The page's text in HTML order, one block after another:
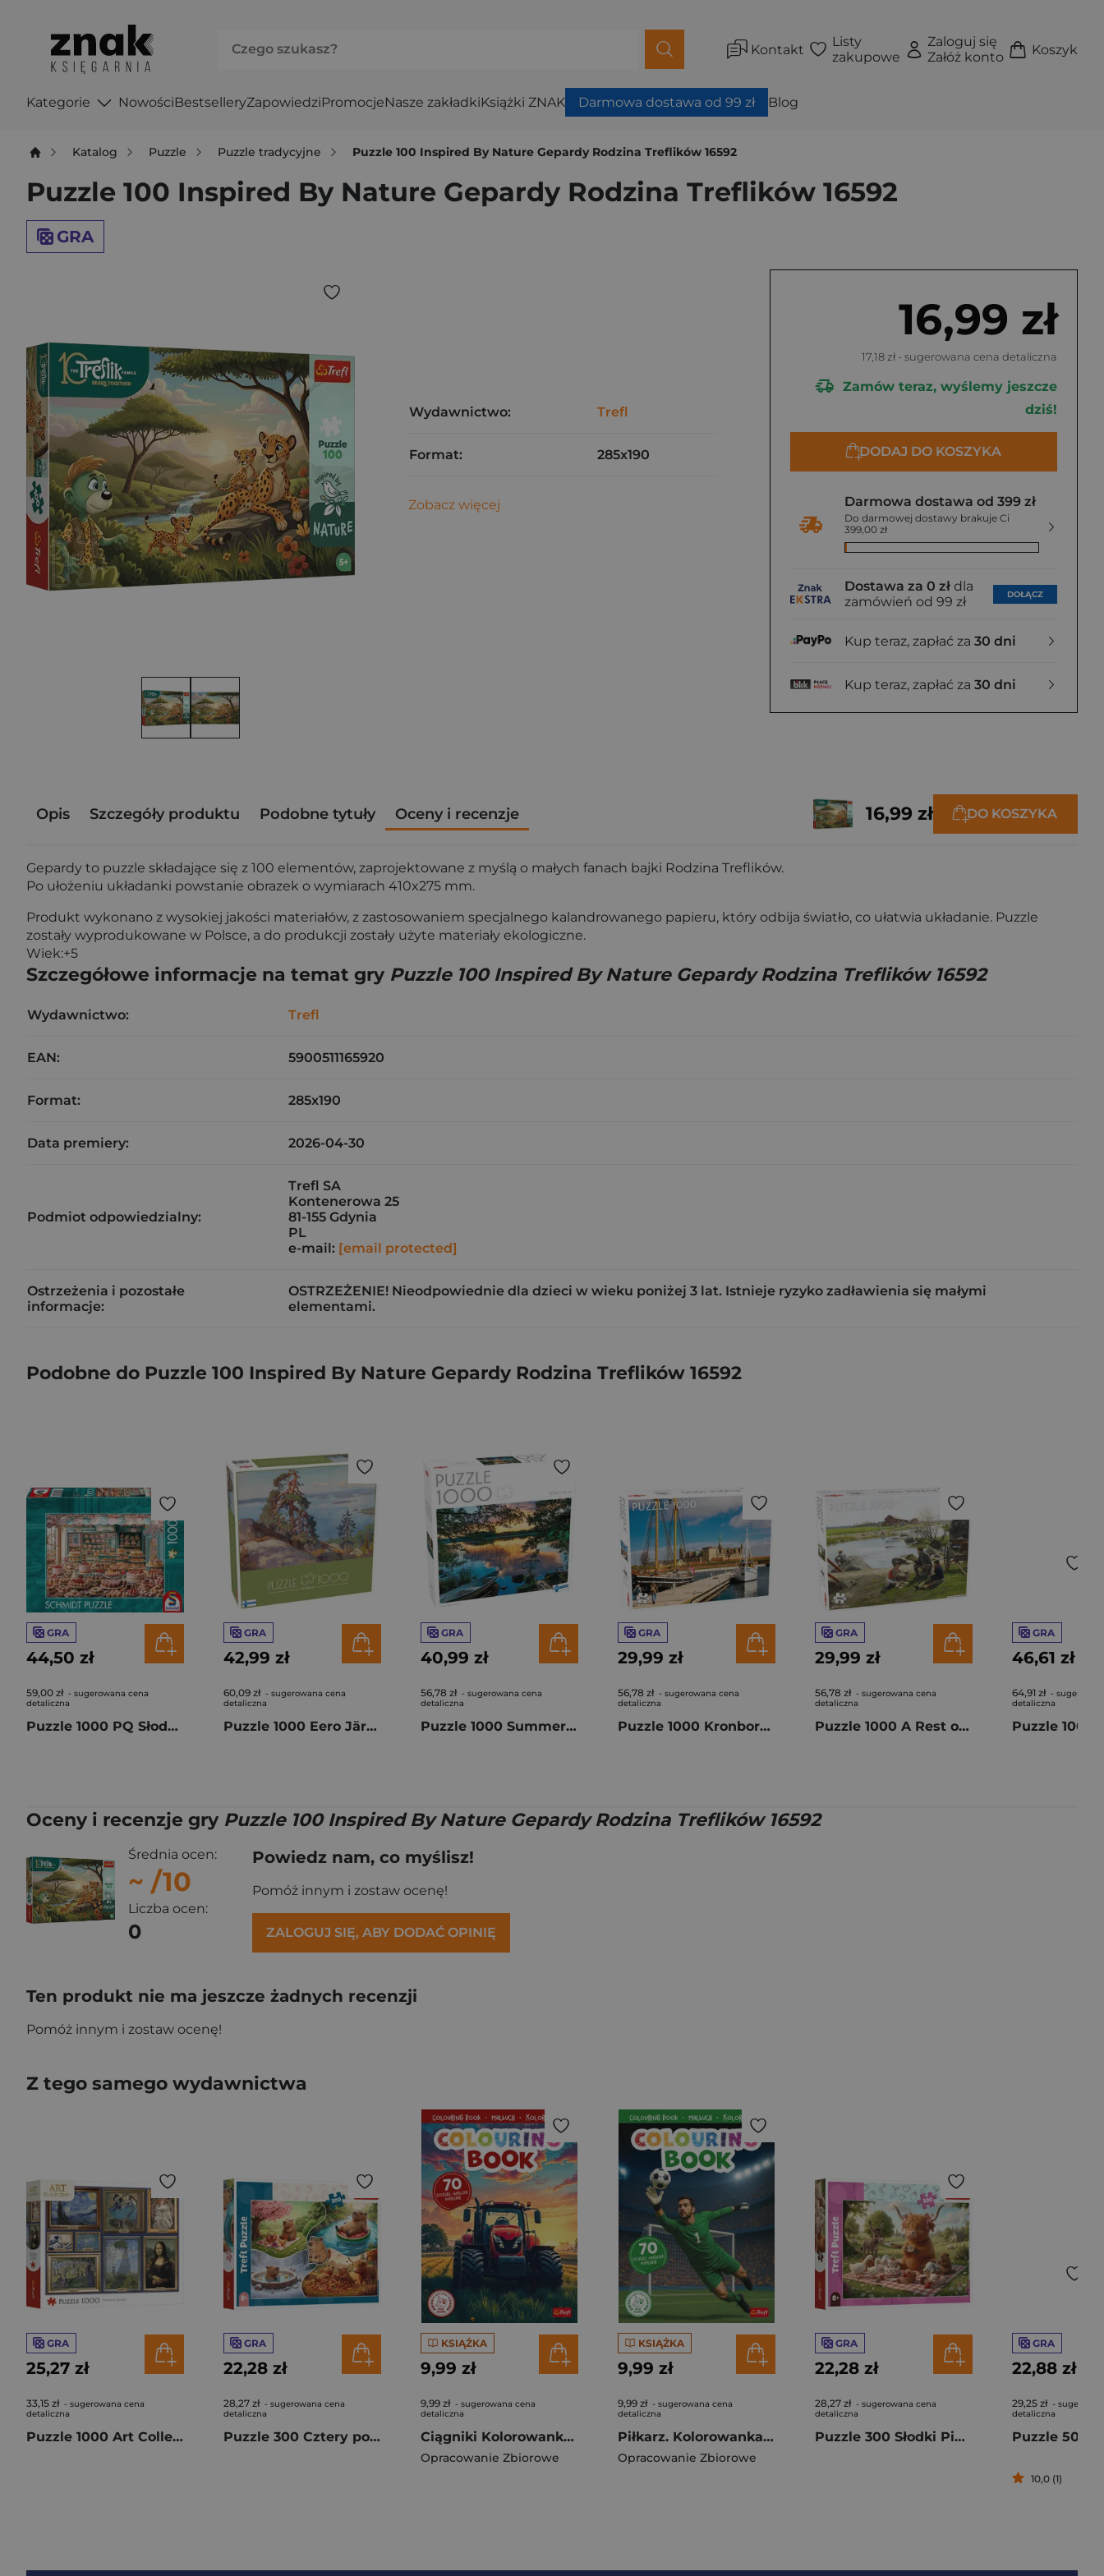
Kontakt
Listy
zakupowe
Zaloguj się
Załóż konto
Koszyk
Kategorie NowościBestselleryZapowiedziPromocjeNasze zakładkiKsiążki ZNAK Darmowa dostawa od 99 zł Blog
Katalog Puzzle Puzzle tradycyjne Puzzle 100 Inspired By Nature Gepardy Rodzina Treflików 16592
Puzzle 100 Inspired By Nature Gepardy Rodzina Treflików 16592
GRA
16,99 zł
17,18 zł - sugerowana cena detaliczna
Zamów teraz, wyślemy jeszcze
dziś!
DODAJ DO KOSZYKA
Darmowa dostawa od 399 zł
Do darmowej dostawy brakuje Ci
399,00 zł
Dostawa za 0 zł dla
zamówień od 99 zł
DOŁĄCZ
Kup teraz, zapłać za 30 dni
Kup teraz, zapłać za 30 dni
Wydawnictwo: Trefl
Format: 285x190
Zobacz więcej
Opis Szczegóły produktu Podobne tytuły Oceny i recenzje 16,99 zł DO KOSZYKA
Gepardy to puzzle składające się z 100 elementów, zaprojektowane z myślą o małych fanach bajki Rodzina Treflików.
Po ułożeniu układanki powstanie obrazek o wymiarach 410x275 mm.
Produkt wykonano z wysokiej jakości materiałów, z zastosowaniem specjalnego kalandrowanego papieru, który odbija światło, co ułatwia układanie. Puzzle
zostały wyprodukowane w Polsce, a do produkcji zostały użyte materiały ekologiczne.
Wiek:+5
Szczegółowe informacje na temat gry Puzzle 100 Inspired By Nature Gepardy Rodzina Treflików 16592
Wydawnictwo: Trefl
EAN: 5900511165920
Format: 285x190
Data premiery: 2026-04-30
Podmiot odpowiedzialny:
Trefl SA
Kontenerowa 25
81-155 Gdynia
PL
e-mail: [email protected]
Ostrzeżenia i pozostałe
informacje:
OSTRZEŻENIE! Nieodpowiednie dla dzieci w wieku poniżej 3 lat. Istnieje ryzyko zadławienia się małymi
elementami.
Podobne do Puzzle 100 Inspired By Nature Gepardy Rodzina Treflików 16592
GRA
44,50 zł
59,00 zł - sugerowana cena
detaliczna
Puzzle 1000 PQ Słodkości 114009
GRA
42,99 zł
60,09 zł - sugerowana cena
detaliczna
Puzzle 1000 Eero Järnefelt Landscape from Koli 58691
GRA
40,99 zł
56,78 zł - sugerowana cena
detaliczna
Puzzle 1000 Summer Night in Finland 56684
GRA
29,99 zł
56,78 zł - sugerowana cena
detaliczna
Puzzle 1000 Kronborg Castle 56700
GRA
29,99 zł
56,78 zł - sugerowana cena
detaliczna
Puzzle 1000 A Rest on the Way 56244
GRA
46,61 zł
64,91 zł -
detaliczna
Oceny i recenzje gry Puzzle 100 Inspired By Nature Gepardy Rodzina Treflików 16592
Średnia ocen:
~ /10
Liczba ocen:
0
Powiedz nam, co myślisz!
Pomóż innym i zostaw ocenę!
ZALOGUJ SIĘ, ABY DODAĆ OPINIĘ
Ten produkt nie ma jeszcze żadnych recenzji
Pomóż innym i zostaw ocenę!
Z tego samego wydawnictwa
GRA
25,27 zł
33,15 zł - sugerowana cena
detaliczna
Puzzle 1000 Art Collection Kolekcja arcydzieł sztuki 10974
GRA
22,28 zł
28,27 zł - sugerowana cena
detaliczna
Puzzle 300 Cztery pory roku z kapibarami 23052
KSIĄŻKA
9,99 zł
9,99 zł - sugerowana cena
detaliczna
Ciągniki Kolorowanka z naklejkami
Opracowanie Zbiorowe
KSIĄŻKA
9,99 zł
9,99 zł - sugerowana cena
detaliczna
Piłkarz. Kolorowanka z naklejkami
Opracowanie Zbiorowe
GRA
22,28 zł
28,27 zł - sugerowana cena
detaliczna
Puzzle 300 Słodki Piknik 23051
GRA
22,88 zł
29,25 zł -
detaliczna
10,0 (1)